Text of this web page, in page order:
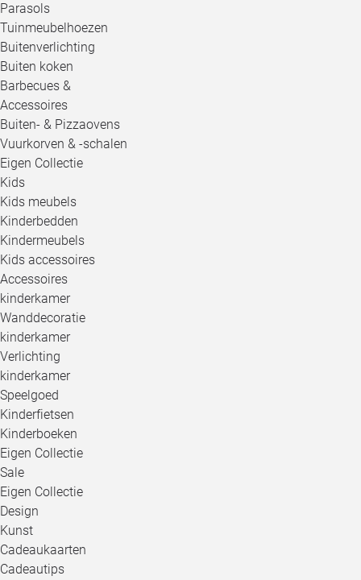
Parasols
Tuinmeubelhoezen
Buitenverlichting
Buiten koken
Barbecues &
Accessoires
Buiten- & Pizzaovens
Vuurkorven & -schalen
Eigen Collectie
Kids
Kids meubels
Kinderbedden
Kindermeubels
Kids accessoires
Accessoires
kinderkamer
Wanddecoratie
kinderkamer
Verlichting
kinderkamer
Speelgoed
Kinderfietsen
Kinderboeken
Eigen Collectie
Sale
Eigen Collectie
Design
Kunst
Cadeaukaarten
Cadeautips